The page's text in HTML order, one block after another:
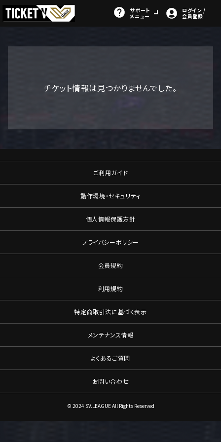
サポート
メニュー
ログイン /
会員登録
チケット情報は見つかりませんでした。
ご利用ガイド
動作環境・セキュリティ
個人情報保護方針
プライバシーポリシー
会員規約
利用規約
特定商取引法に基づく表示
メンテナンス情報
よくあるご質問
お問い合わせ
© 2024 SV.LEAGUE All Rights Reserved